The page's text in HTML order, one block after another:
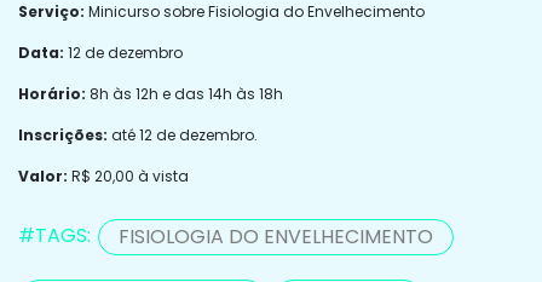
Serviço: Minicurso sobre Fisiologia do Envelhecimento
Data: 12 de dezembro
Horário: 8h às 12h e das 14h às 18h
Inscrições: até 12 de dezembro.
Valor: R$ 20,00 à vista
#TAGS: FISIOLOGIA DO ENVELHECIMENTO